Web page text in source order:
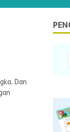
Dan